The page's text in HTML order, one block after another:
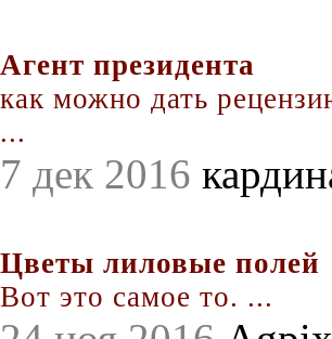
Агент президента
как можно дать
...
7 дек 2016
Цветы лиловые полей
Вот это самое то. ...